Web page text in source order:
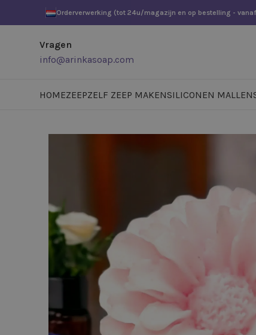
Orderverwerking (tot 24u/magazijn en op bestelling -
Vragen
info@arinkasoap.com
HOMEZEEPZELF ZEEP MAKENSILICONEN MALLEN